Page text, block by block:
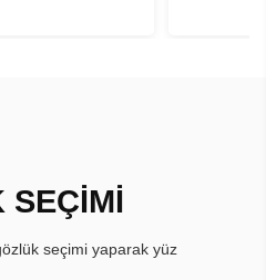
SEÇİMİ
seçimi yaparak yüz